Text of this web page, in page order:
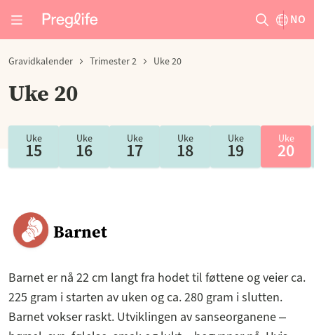
NO
Gravidkalender Trimester 2 Uke 20
Uke 20
Uke
15
Uke
16
Uke
17
Uke
18
Uke
19
Uke
20
Barnet
Barnet er nå 22 cm langt fra hodet til føttene og veier ca.
225 gram i starten av uken og ca. 280 gram i slutten.
Barnet vokser raskt. Utviklingen av sanseorganene ‒